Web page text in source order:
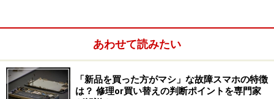
あわせて読みたい
「新品を買った方がマシ」な故障スマホの特徴
は？ 修理or買い替えの判断ポイントを専門家